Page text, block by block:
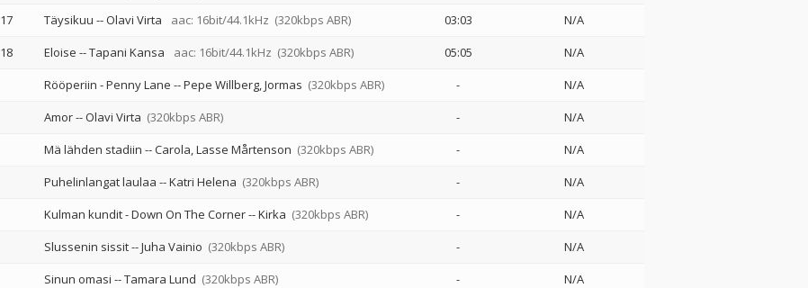
17 Täysikuu --Olavi Virta aac: 16bit/44.1kHz (320kbps ABR) 03:03
N/A
18
Eloise --Tapani Kansa aac: 16bit/44.1kHz (320kbps ABR) 05:05
N/A
Rööperiin - Penny Lane --Pepe Willberg Jormas (320kbps ABR) -
N/A
Amor--Olavi Virta (320kbps ABR) -
N/A
Mä lähden stadiin --Carola Lasse Mårtenson (320kbps ABR) -
N/A
Puhelinlangat laulaa --Katri Helena (320kbps ABR) -
N/A
Kulman kundit - Down On The Corner--Kirka (320kbps ABR) -
N/A
Slussenin sissit--Juha Vainio (320kbps ABR) -
N/A
Sinun omasi --Tamara Lund (320kbps ABR) -
N/A